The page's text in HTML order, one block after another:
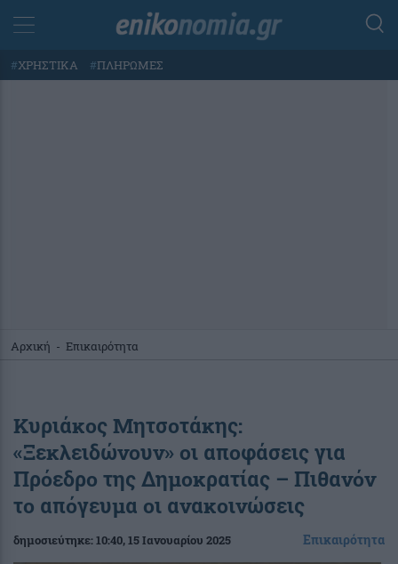
#ΧΡΗΣΤΙΚΑ #ΠΛΗΡΩΜΕΣ
Αρχική - Επικαιρότητα
Κυριάκος Μητσοτάκης:
«Ξεκλειδώνουν» οι αποφάσεις για
Πρόεδρο της Δημοκρατίας – Πιθανόν
το απόγευμα οι ανακοινώσεις
δημοσιεύτηκε:10:40, 15 Ιανουαρίου 2025 Επικαιρότητα